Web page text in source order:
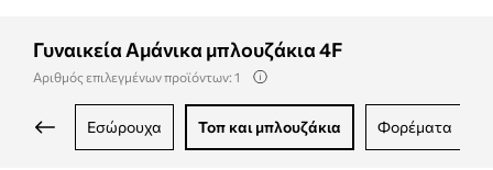
Γυναικεία Αμάνικα μπλουζάκια 4F
Αριθμός επιλεγμένων προϊόντων: 1
εσώρουχα τοπ και μπλουζάκια φορέματα